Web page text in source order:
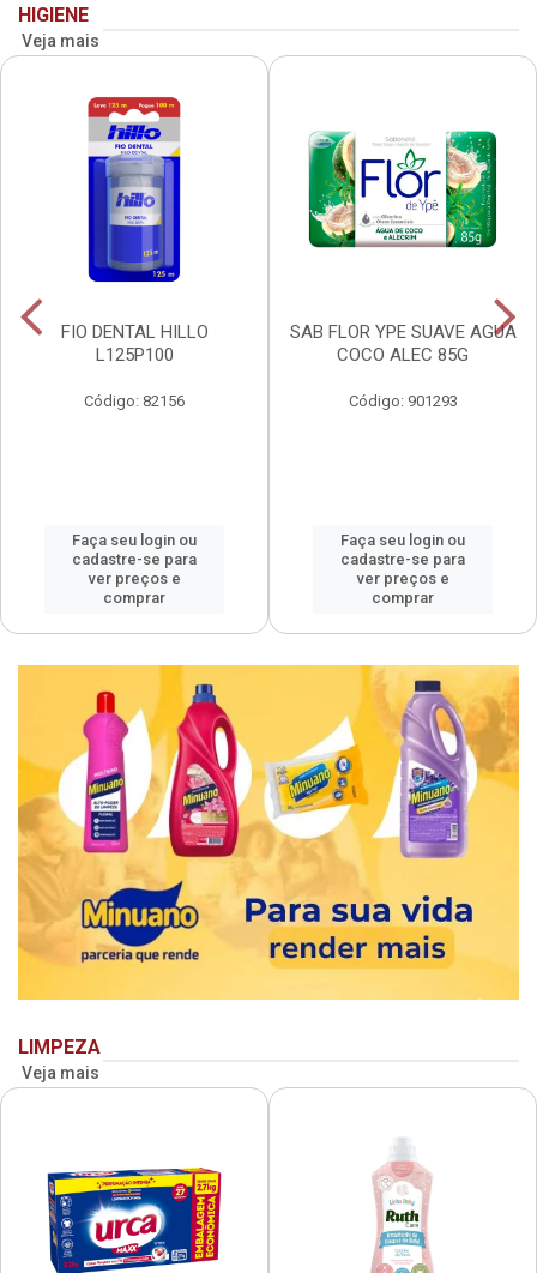
HIGIENE
Veja mais
FIO DENTAL HILLO
L125P100
Código: 82156
Faça seu login ou
cadastre-se para
ver preços e
comprar
SAB FLOR YPE SUAVE AGUA
COCO ALEC 85G
Código: 901293
Faça seu login ou
cadastre-se para
ver preços e
comprar
LIMPEZA
Veja mais